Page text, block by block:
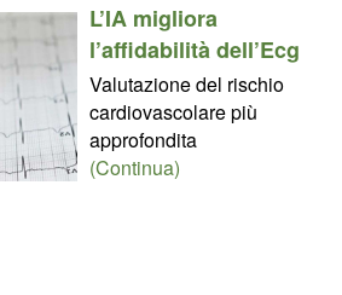
L’IA migliora
l’affidabilità dell’Ecg
Valutazione del rischio
cardiovascolare più
approfondita
(Continua)